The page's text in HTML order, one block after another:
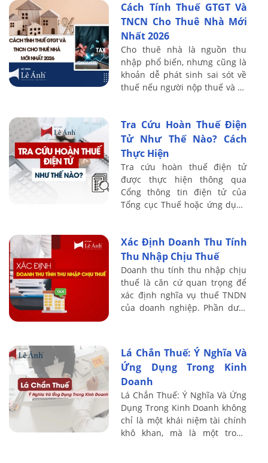
Cách Tính Thuế GTGT Và
TNCN Cho Thuê Nhà Mới
Nhất 2026
Cho thuê nhà là nguồn thu
nhập phổ biến, nhưng cũng là
khoản dễ phát sinh sai sót về
thuế nếu người nộp thuế và kế
vẫn còn ...
Tra Cứu Hoàn Thuế Điện
Tử Như Thế Nào? Cách
Thực Hiện
Tra cứu hoàn thuế điện tử
được thực hiện thông qua
Cổng thông tin điện tử của
Tổng cục Thuế hoặc ứng dụng
thuế theo ...
Xác Định Doanh Thu Tính
Thu Nhập Chịu Thuế
Doanh thu tính thu nhập chịu
thuế là căn cứ quan trọng để
xác định nghĩa vụ thuế TNDN
của doanh nghiệp. Phần dưới
nhận – ...
Lá Chắn Thuế: Ý Nghĩa Và
Ứng Dụng Trong Kinh
Doanh
Lá Chắn Thuế: Ý Nghĩa Và Ứng
Dụng Trong Kinh Doanh không
chỉ là một khái niệm tài chính
khô khan, mà là một trong